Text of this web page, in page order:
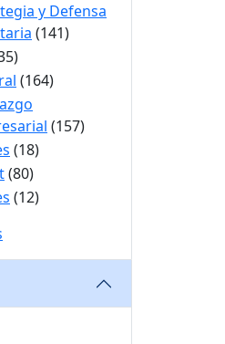
y Defensa
(141)
(164)
(157)
(18)
(80)
(12)